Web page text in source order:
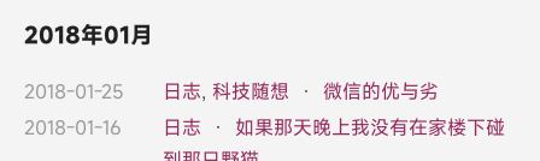
2018年01月
2018-01-25 日志, 科技随想 · 微信的优与劣
2018-01-16
日志 · 如果那天晚上我没有在家楼下碰